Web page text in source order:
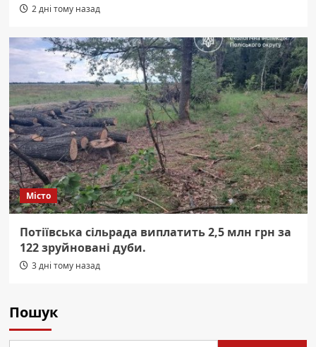
2 дні тому назад
Місто
Потіївська сільрада виплатить 2,5 млн грн за
122 зруйновані дуби.
3 дні тому назад
Пошук